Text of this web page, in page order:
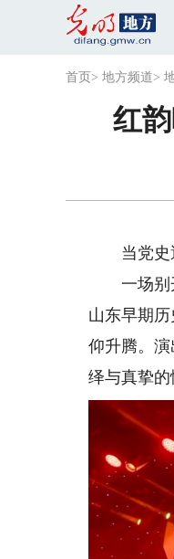
首页 > 地方频道>
红
当党史遇
一场别开
山东早期
仰升腾。
绎与真挚的